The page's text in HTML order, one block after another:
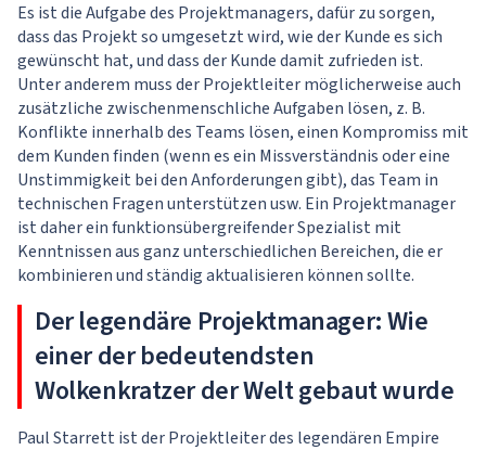
Es ist die Aufgabe des Projektmanagers, dafür zu sorgen,
dass das Projekt so umgesetzt wird, wie der Kunde es sich
gewünscht hat, und dass der Kunde damit zufrieden ist.
Unter anderem muss der Projektleiter möglicherweise auch
zusätzliche zwischenmenschliche Aufgaben lösen, z. B.
Konflikte innerhalb des Teams lösen, einen Kompromiss mit
dem Kunden finden (wenn es ein Missverständnis oder eine
Unstimmigkeit bei den Anforderungen gibt), das Team in
technischen Fragen unterstützen usw. Ein Projektmanager
ist daher ein funktionsübergreifender Spezialist mit
Kenntnissen aus ganz unterschiedlichen Bereichen, die er
kombinieren und ständig aktualisieren können sollte.
Der legendäre Projektmanager: Wie
einer der bedeutendsten
Wolkenkratzer der Welt gebaut wurde
Paul Starrett ist der Projektleiter des legendären Empire